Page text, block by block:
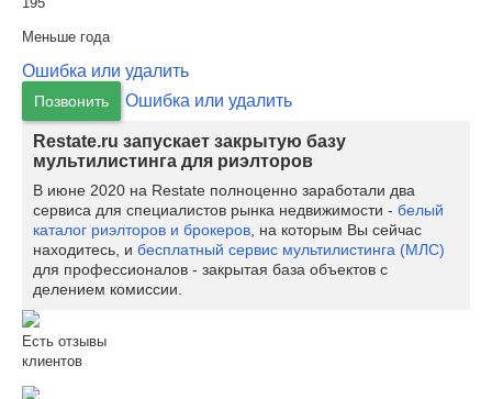
Меньше года
Ошибка или удалить
Позвонить Ошибка или удалить
Restate.ru запускает закрытую базу
мультилистинга для риэлторов
В июне 2020 на Restate полноценно заработали два
сервиса для специалистов рынка недвижимости - белый
каталог риэлторов и брокеров , на которым Вы сейчас
находитесь, и бесплатный сервис мультилистинга (МЛС)
для профессионалов - закрытая база объектов с
делением комиссии.
Есть отзывы
клиентов